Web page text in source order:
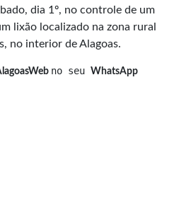
dia 1º, no controle de um
lixão localizado na zona rural
no interior de Alagoas.
no seu WhatsApp